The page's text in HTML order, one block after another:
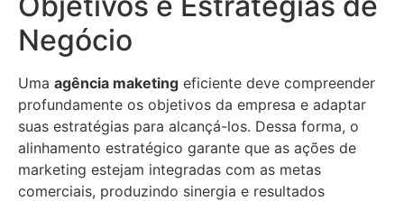
Negócio
Uma agência maketing eficiente deve compreender
profundamente os objetivos da empresa e adaptar
suas estratégias para alcançá-los. Dessa forma, o
alinhamento estratégico garante que as ações de
marketing estejam integradas com as metas
comerciais, produzindo sinergia e resultados